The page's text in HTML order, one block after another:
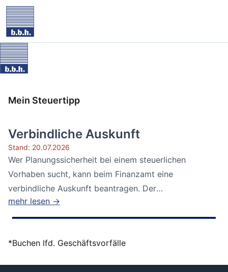
Mein Steuertipp
Verbindliche Auskunft
Stand: 20.07.2026
Wer Planungssicherheit bei einem steuerlichen
Vorhaben sucht, kann beim Finanzamt eine
verbindliche Auskunft beantragen. Der
Bundesfinanzhof...
mehr lesen →
*Buchen lfd. Geschäftsvorfälle